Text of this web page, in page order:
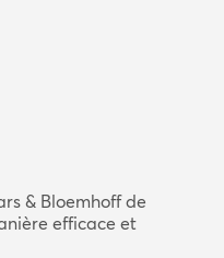
& Bloemhoff de
efficace et